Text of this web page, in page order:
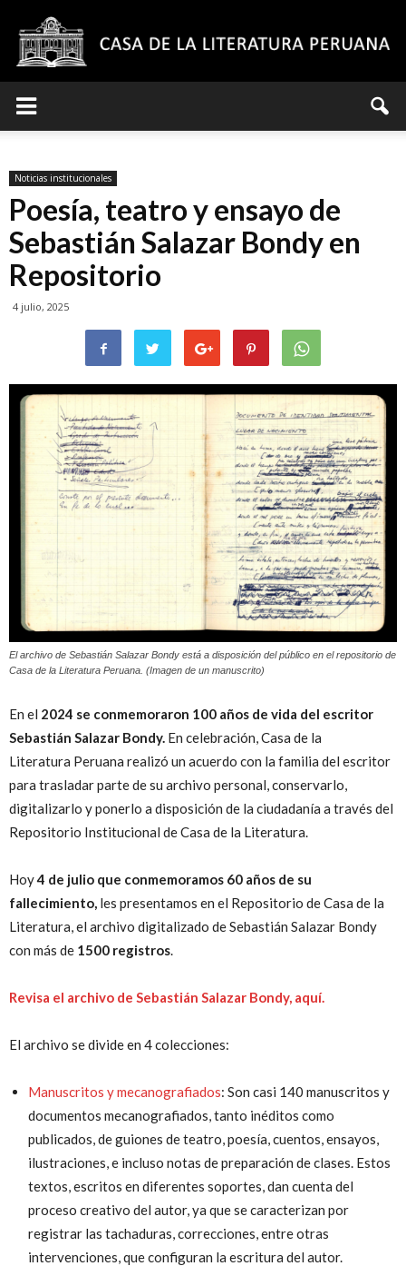
Literatura
Peruana
Noticias institucionales
Poesía, teatro y ensayo de
Sebastián Salazar Bondy en
Repositorio
4 julio, 2025
El archivo de Sebastián Salazar Bondy está a disposición del público en el repositorio de
Casa de la Literatura Peruana. (Imagen de un manuscrito)
En el 2024 se conmemoraron 100 años de vida del escritor
Sebastián Salazar Bondy. En celebración, Casa de la
Literatura Peruana realizó un acuerdo con la familia del escritor
para trasladar parte de su archivo personal, conservarlo,
digitalizarlo y ponerlo a disposición de la ciudadanía a través del
Repositorio Institucional de Casa de la Literatura.
Hoy4 de julio que conmemoramos 60 años de su
fallecimiento, les presentamos en el Repositorio de Casa de la
Literatura, el archivo digitalizado de Sebastián Salazar Bondy
con más de 1500 registros
Revisa el archivo de Sebastián Salazar Bondy, aquí.
El archivo se divide en 4 colecciones:
Manuscritos y mecanografiados: Son casi 140 manuscritos y
documentos mecanografiados, tanto inéditos como
publicados, de guiones de teatro, poesía, cuentos, ensayos,
ilustraciones, e incluso notas de preparación de clases. Estos
textos, escritos en diferentes soportes, dan cuenta del
proceso creativo del autor, ya que se caracterizan por
registrar las tachaduras, correcciones, entre otras
intervenciones, que configuran la escritura del autor.